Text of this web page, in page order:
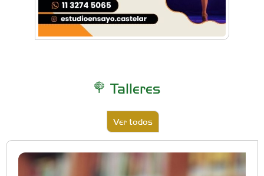
Talleres
Ver todos